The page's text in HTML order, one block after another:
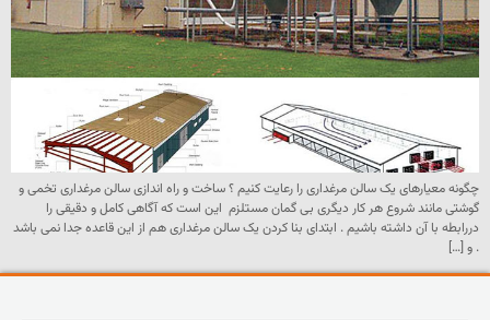
چگونه معیارهای یک سالن مرغداری را رعایت کنیم ؟ ساخت و راه اندازی سالن مرغداری تخمی و
گوشتی مانند شروع هر کار دیگری بی گمان مستلزم این است که آگاهی کامل و دقیقی را
دررابطه با آن داشته باشیم . ابتدای بنا کردن یک سالن مرغداری هم از این قاعده جدا نمی باشد
. و […]